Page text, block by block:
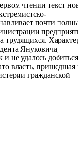
чтении текст
почти
трудящихся.
Януковича,
и не удалось добиться
власть, пришедшая
гражданской